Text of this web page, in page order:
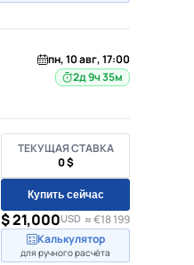
пн, 10 авг, 17:00
2д 9ч 35м
ТЕКУЩАЯ СТАВКА
0 $
Купить сейчас
$ 21,000USD ≈ €18 199
Калькулятор
для ручного расчёта